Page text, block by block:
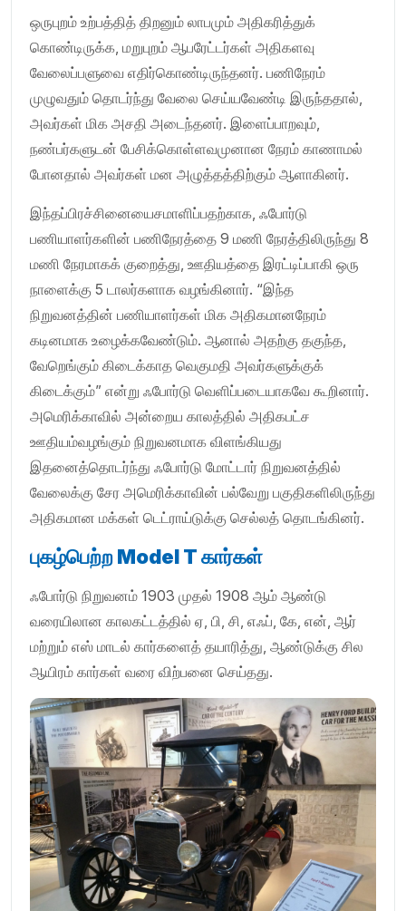
ஒருபுறம் உற்பத்தித் திறனும் லாபமும் அதிகரித்துக்
கொண்டிருக்க, மறுபுறம் ஆபரேட்டர்கள் அதிகளவு
வேலைப்பளுவை எதிர்கொண்டிருந்தனர். பணிநேரம்
முழுவதும் தொடர்ந்து வேலை செய்யவேண்டி இருந்ததால்,
அவர்கள் மிக அசதி அடைந்தனர். இளைப்பாறவும்,
நண்பர்களுடன் பேசிக்கொள்ளவமுனான நேரம் காணாமல்
போனதால் அவர்கள் மன அழுத்தத்திற்கும் ஆளாகினர்.
இந்தப்பிரச்சினையைசமாளிப்பதற்காக, ஃபோர்டு
பணியாளர்களின் பணிநேரத்தை 9 மணி நேரத்திலிருந்து 8
மணி நேரமாகக் குறைத்து, ஊதியத்தை இரட்டிப்பாகி ஒரு
நாளைக்கு 5 டாலர்களாக வழங்கினார். “இந்த
நிறுவனத்தின் பணியாளர்கள் மிக அதிகமானநேரம்
கடினமாக உழைக்கவேண்டும். ஆனால் அதற்கு தகுந்த,
வேறெங்கும் கிடைக்காத வெகுமதி அவர்களுக்குக்
கிடைக்கும்” என்று ஃபோர்டு வெளிப்படையாகவே கூறினார்.
அமெரிக்காவில் அன்றைய காலத்தில் அதிகபட்ச
ஊதியம்வழங்கும் நிறுவனமாக விளங்கியது
இதனைத்தொடர்ந்து ஃபோர்டு மோட்டார் நிறுவனத்தில்
வேலைக்கு சேர அமெரிக்காவின் பல்வேறு பகுதிகளிலிருந்து
அதிகமான மக்கள் டெட்ராய்டுக்கு செல்லத் தொடங்கினர்.
புகழ்பெற்றModel T கார்கள்
ஃபோர்டு நிறுவனம் 1903 முதல் 1908 ஆம் ஆண்டு
வரையிலான காலகட்டத்தில் ஏ, பி, சி, எஃப், கே, என், ஆர்
மற்றும் எஸ் மாடல் கார்களைத் தயாரித்து, ஆண்டுக்கு சில
ஆயிரம் கார்கள் வரை விற்பனை செய்தது.